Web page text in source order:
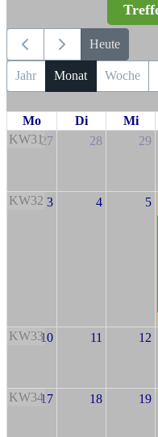
Heute
Jahr Monat Woche
Mo Di Mi
KW3127 28 29
KW32 3 4 5
KW3310 11 12
KW3417 18 19